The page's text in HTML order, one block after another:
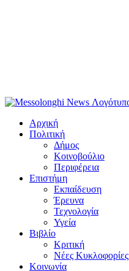
Αρχική
Πολιτική
Δήμος
Κοινοβούλιο
Περιφέρεια
Επιστήμη
Εκπαίδευση
Έρευνα
Τεχνολογία
Υγεία
Βιβλίο
Κριτική
Νέες Κυκλοφορίες
Κοινωνία